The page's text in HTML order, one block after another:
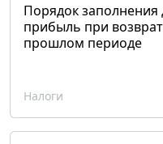
Порядок заполнения
прибыль при
прошлом периоде
Налоги